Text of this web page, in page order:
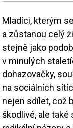
Mladíci, kterým
a zůstanou celý
stejně jako
v minulých
dohazovačky,
na sociálních
nejen sdílet, což
škodlivé, ale